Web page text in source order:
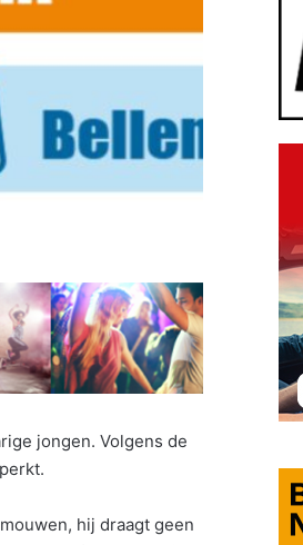
jongen. Volgens de
hij draagt geen